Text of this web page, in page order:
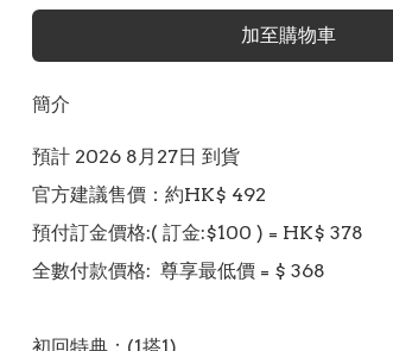
加至購物車
簡介
預計 2026 8月27日 到貨
官方建議售價：約HK$ 492
預付訂金價格:( 訂金:$100 ) = HK$ 378
全數付款價格:  尊享最低價 = $ 368